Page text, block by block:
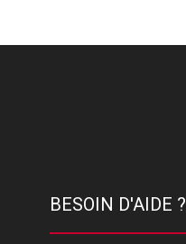
BESOIN D'AIDE ?